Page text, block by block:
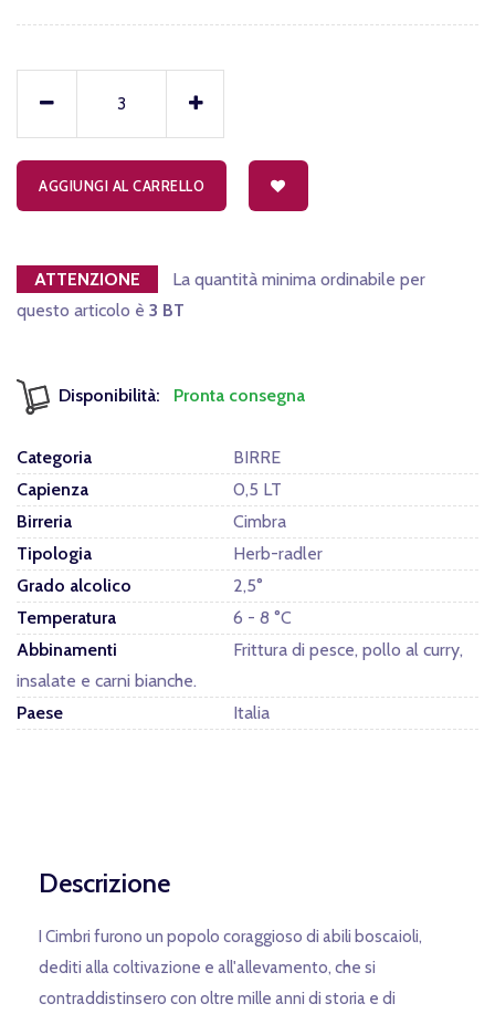
AGGIUNGI AL CARRELLO
ATTENZIONE
La quantità minima ordinabile per
questo articolo è 3 BT
Disponibilità: Pronta consegna
Categoria
BIRRE
Capienza
0,5 LT
Birreria
Cimbra
Tipologia
Herb-radler
Grado alcolico
2,5°
Temperatura
6 - 8 °C
Abbinamenti
Frittura di pesce, pollo al curry,
insalate e carni bianche.
Paese
Italia
Descrizione
I Cimbri furono un popolo coraggioso di abili boscaioli,
dediti alla coltivazione e all'allevamento, che si
contraddistinsero con oltre mille anni di storia e di